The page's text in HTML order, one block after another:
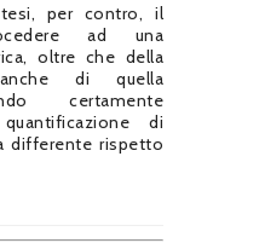
per contro, il
ad una
oltre che della
di quella
certamente
di
differente rispetto